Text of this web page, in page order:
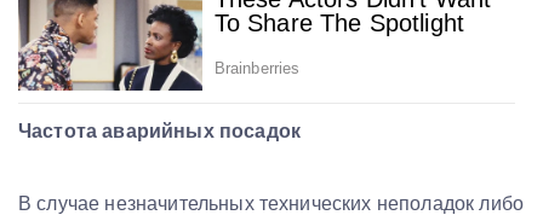
Частота аварийных посадок
В случае незначительных технических неполадок либо